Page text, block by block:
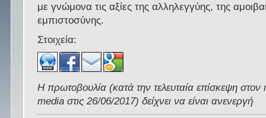
με γνώμονα τις αξίες της αλληλεγγύης, της
εμπιστοσύνης.
Στοιχεία:
Η πρωτοβουλία (κατά την τελευταία επίσκεψη
media στις 26/06/2017) δείχνει να είναι ανενεργή